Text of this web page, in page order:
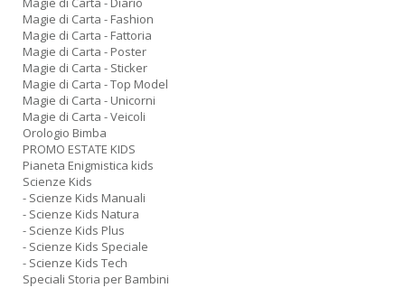
Magie di Carta - Fashion
Magie di Carta - Fattoria
Magie di Carta - Poster
Magie di Carta - Sticker
Magie di Carta - Top Model
Magie di Carta - Unicorni
Magie di Carta - Veicoli
Orologio Bimba
PROMO ESTATE KIDS
Pianeta Enigmistica kids
Scienze Kids
- Scienze Kids Manuali
- Scienze Kids Natura
- Scienze Kids Plus
- Scienze Kids Speciale
- Scienze Kids Tech
Speciali Storia per Bambini